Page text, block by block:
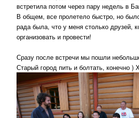
встретила потом через пару недель в
В общем, все пролетело быстро, но
рада была, что у меня столько друзей,
организовать и провести!
Сразу после встречи мы пошли
Старый город пить и болтать, конечно )